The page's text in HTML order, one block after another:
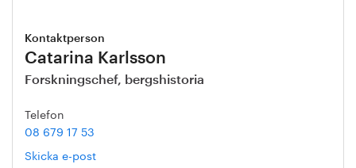
Kontaktperson
Catarina Karlsson
Forskningschef, bergshistoria
Telefon
08 679 17 53
Skicka e-post